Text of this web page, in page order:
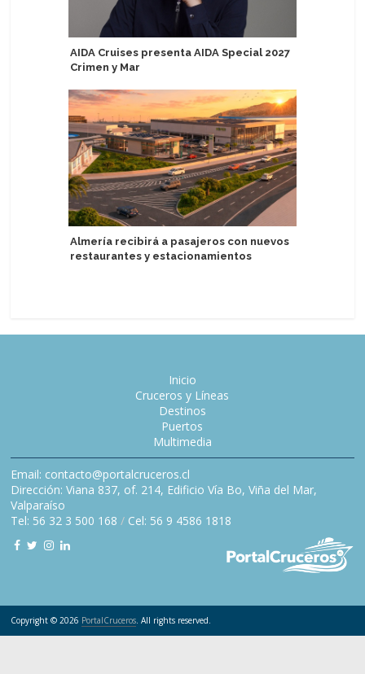
AIDA Cruises presenta AIDA Special 2027
Crimen y Mar
Almería recibirá a pasajeros con nuevos
restaurantes y estacionamientos
Inicio
Cruceros y Líneas
Destinos
Puertos
Multimedia
Email: contacto@portalcruceros.cl
Dirección: Viana 837, of. 214, Edificio Vía Bo, Viña del Mar,
Valparaíso
Tel: 56 32 3 500 168 / Cel: 56 9 4586 1818
Copyright © 2026 PortalCruceros. All rights reserved.